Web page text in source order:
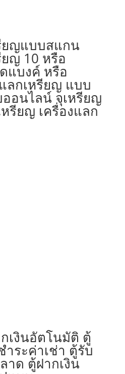
ยญแบบสแกน
ยญ 10 หรือ
แบงค์ หรือ
ลกเหรียญ แบบ
อนไลน์ จุเหรียญ
รียญ เครื่องแลก
เงินอัตโนมัติ ตู้
ระค่าเช่า ตู้รับ
าด ตู้ฝากเงิน